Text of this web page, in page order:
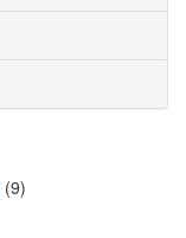
(9)